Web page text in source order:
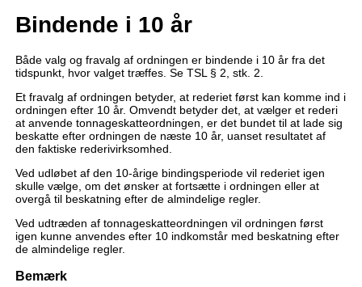
Bindende i 10 år
Både valg og fravalg af ordningen er bindende i 10 år fra det
tidspunkt, hvor valget træffes. Se TSL § 2, stk. 2.
Et fravalg af ordningen betyder, at rederiet først kan komme ind i
ordningen efter 10 år. Omvendt betyder det, at vælger et rederi
at anvende tonnageskatteordningen, er det bundet til at lade sig
beskatte efter ordningen de næste 10 år, uanset resultatet af
den faktiske rederivirksomhed.
Ved udløbet af den 10-årige bindingsperiode vil rederiet igen
skulle vælge, om det ønsker at fortsætte i ordningen eller at
overgå til beskatning efter de almindelige regler.
Ved udtræden af tonnageskatteordningen vil ordningen først
igen kunne anvendes efter 10 indkomstår med beskatning efter
de almindelige regler.
Bemærk